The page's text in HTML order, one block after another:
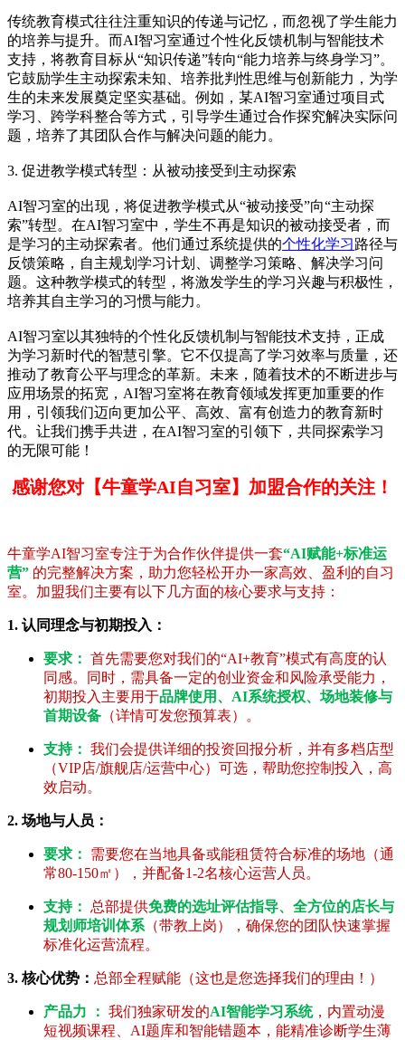
传统教育模式往往注重知识的传递与记忆，而忽视了学生能力
的培养与提升。而AI智习室通过个性化反馈机制与智能技术
支持，将教育目标从“知识传递”转向“能力培养与终身学习”。
它鼓励学生主动探索未知、培养批判性思维与创新能力，为学
生的未来发展奠定坚实基础。例如，某AI智习室通过项目式
学习、跨学科整合等方式，引导学生通过合作探究解决实际问
题，培养了其团队合作与解决问题的能力。
3. 促进教学模式转型：从被动接受到主动探索
AI智习室的出现，将促进教学模式从“被动接受”向“主动探
索”转型。在AI智习室中，学生不再是知识的被动接受者，而
是学习的主动探索者。他们通过系统提供的个性化学习路径与
反馈策略，自主规划学习计划、调整学习策略、解决学习问
题。这种教学模式的转型，将激发学生的学习兴趣与积极性，
培养其自主学习的习惯与能力。
AI智习室以其独特的个性化反馈机制与智能技术支持，正成
为学习新时代的智慧引擎。它不仅提高了学习效率与质量，还
推动了教育公平与理念的革新。未来，随着技术的不断进步与
应用场景的拓宽，AI智习室将在教育领域发挥更加重要的作
用，引领我们迈向更加公平、高效、富有创造力的教育新时
代。让我们携手共进，在AI智习室的引领下，共同探索学习
的无限可能！
感谢您对【牛童学AI自习室】加盟合作的关注！
牛童学AI智习室专注于为合作伙伴提供一套“AI赋能+标准运
营” 的完整解决方案，助力您轻松开办一家高效、盈利的自习
室。加盟我们主要有以下几方面的核心要求与支持：
1. 认同理念与初期投入：
要求： 首先需要您对我们的“AI+教育”模式有高度的认
同感。同时，需具备一定的创业资金和风险承受能力，
初期投入主要用于品牌使用、AI系统授权、场地装修与
首期设备 （详情可发您预算表）。
支持： 我们会提供详细的投资回报分析，并有多档店型
（VIP店/旗舰店/运营中心）可选，帮助您控制投入，高
效启动。
2. 场地与人员：
要求：
需要您在当地具备或能租赁符合标准的场地（通
常80-150㎡），并配备1-2名核心运营人员。
支持： 总部提供免费的选址评估指导、全方位的店长与
规划师培训体系 （带教上岗），确保您的团队快速掌握
标准化运营流程。
3. 核心优势： 总部全程赋能（这也是您选择我们的理由！）
产品力 ： 我们独家研发的AI智能学习系统，内置动漫
短视频课程、AI题库和智能错题本，能精准诊断学生薄